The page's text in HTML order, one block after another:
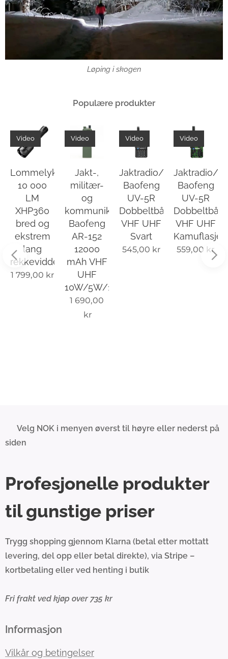
Løping i skogen
Populære produkter
Lommelykt
10 000
LM
XHP360
bred og
ekstrem
lang
rekkevidde
Video
1 799,00 kr
Jakt-,
militær-
og
kommunikasjonsradio
Baofeng
AR-152
12000
mAh VHF
UHF
10W/5W/1W
Video
1 690,00
kr
Jaktradio/
Baofeng
UV-5R
Dobbeltbånd
VHF UHF
Svart
Video
545,00 kr
Jaktradio/
Baofeng
UV-5R
VHF UHF
Kamuflasje
Video
559,00 kr
💰 Velg NOK i menyen øverst til høyre eller nederst på
siden
Profesjonelle produkter
til gunstige priser
Trygg shopping gjennom Klarna (betal etter mottatt
levering, del opp eller betal direkte), via Stripe –
kortbetaling eller ved henting i butik
Fri frakt ved kjøp over 735 kr
Informasjon
Vilkår og betingelser